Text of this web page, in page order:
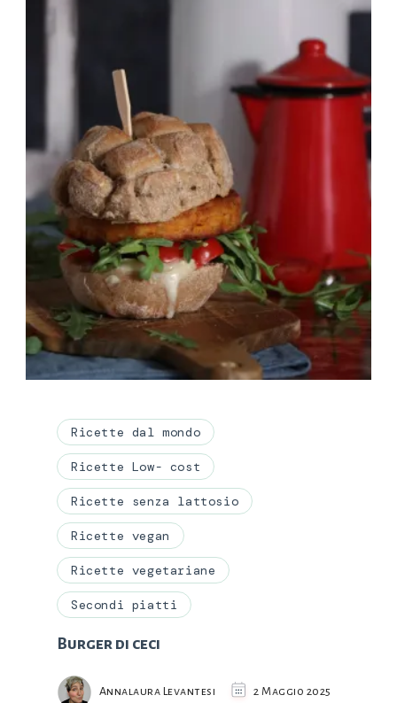
Ricette dal mondo
Ricette Low- cost
Ricette senza lattosio
Ricette vegan
Ricette vegetariane
Secondi piatti
Burger di ceci
Annalaura Levantesi 2 Maggio 2025